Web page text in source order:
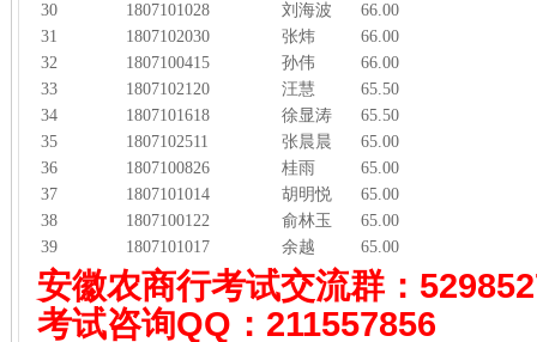
30
1807101028 刘海波
66.00
31
1807102030 张炜
66.00
32
1807100415 孙伟
66.00
33
1807102120 汪慧
65.50
34
1807101618 徐显涛
65.50
35
1807102511 张晨晨
65.00
36
1807100826 桂雨
65.00
37
1807101014 胡明悦
65.00
38
1807100122 俞林玉
65.00
39
1807101017 余越 65.00
安徽农商行考试交流群：
考试咨询QQ： 211557856